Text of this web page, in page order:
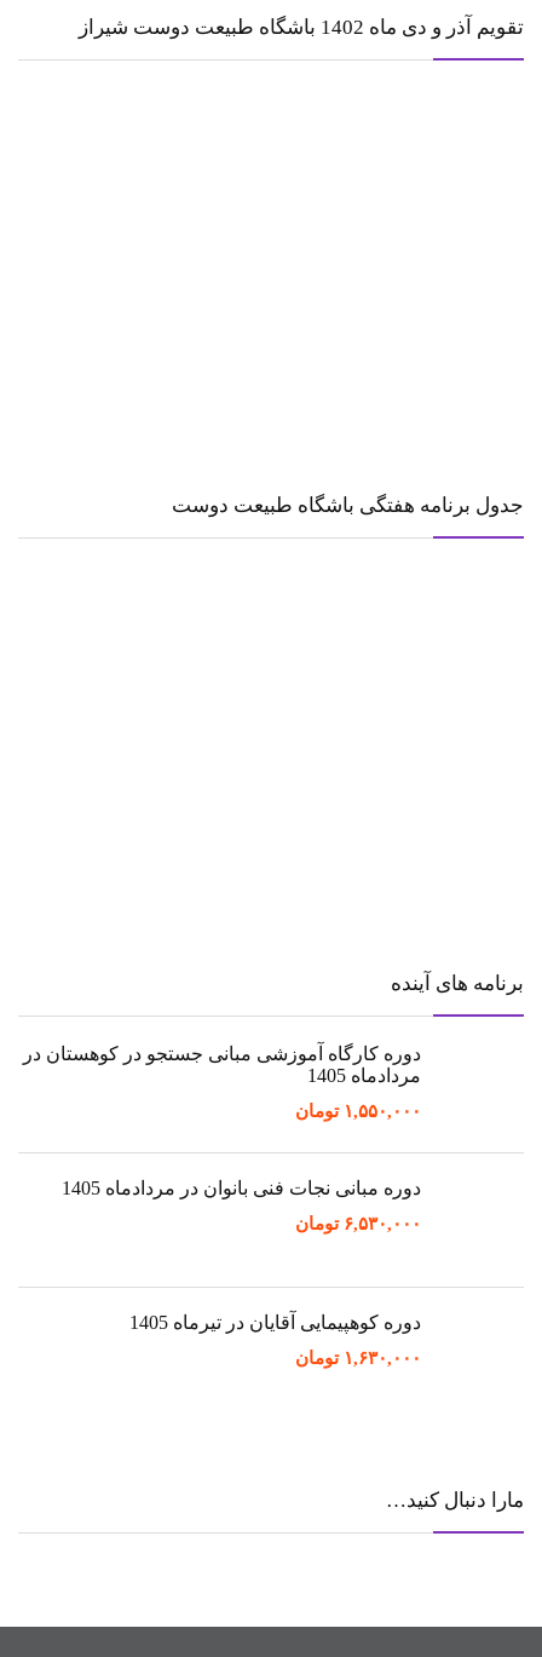
تقویم آذر و دی ماه 1402 باشگاه طبیعت دوست شیراز
جدول برنامه هفتگی باشگاه طبیعت دوست
برنامه های آینده
دوره کارگاه آموزشی مبانی جستجو در کوهستان در
مردادماه 1405
۱,۵۵۰,۰۰۰ تومان
دوره مبانی نجات فنی بانوان در مردادماه 1405
۶,۵۳۰,۰۰۰ تومان
دوره کوهپیمایی آقایان در تیرماه 1405
۱,۶۳۰,۰۰۰ تومان
مارا دنبال کنید…